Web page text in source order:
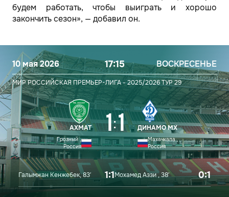
будем работать, чтобы выиграть и хорошо
закончить сезон», — добавил он.
10 мая 2026 17:15 ВОСКРЕСЕНЬЕ
МИР РОССИЙСКАЯ ПРЕМЬЕР-ЛИГА - 2025/2026ТУР 29
АХМАТ
Грозный ,
Россия
1:1 ДИНАМО МХ
Махачкала ,
Россия
Галымжан Кенжебек, 83′ 1:1Мохамед Аззи , 38′ 0:1